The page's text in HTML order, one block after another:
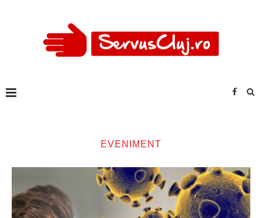
EVENIMENT